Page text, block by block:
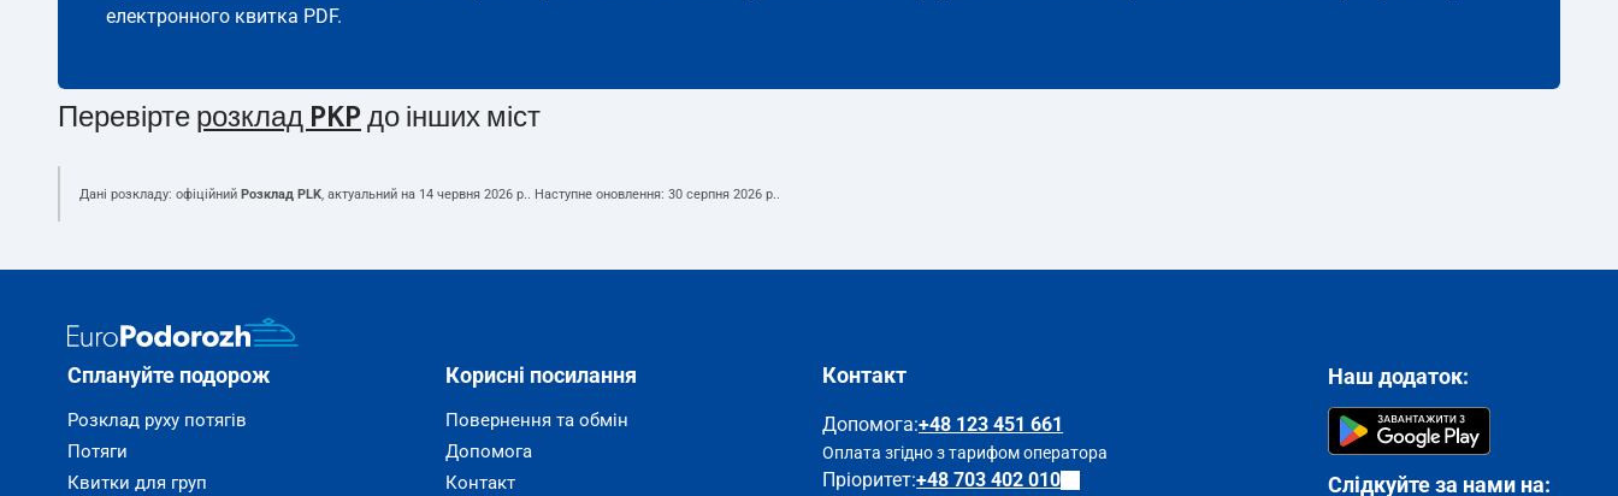
електронного квитка PDF.
Перевірте розклад PKP до інших міст
Дані розкладу: офіційний Розклад PLK, актуальний на 14 червня 2026 р.. Наступне оновлення: 30 серпня 2026 р..
Сплануйте подорож
Розклад руху потягів
Потяги
Квитки для груп
Корисні посилання
Повернення та обмін
Допомога
Контакт
Контакт
Допомога:+48 123 451 661
Оплата згідно з тарифом оператора
Пріоритет:+48 703 402 010
Наш додаток:
Слідкуйте за нами на: